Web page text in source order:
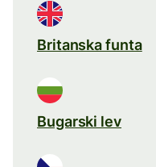
Britanska funta
Bugarski lev